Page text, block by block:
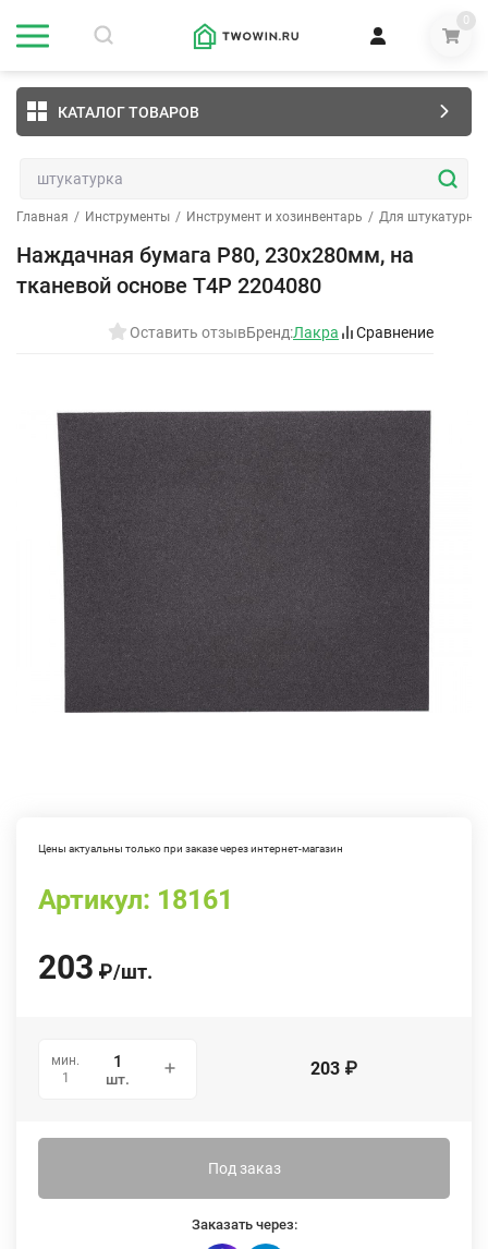
0
КАТАЛОГ ТОВАРОВ
Главная / Инструменты / Инструмент и хозинвентарь / Для
Наждачная бумага Р80, 230х280мм, на
тканевой основе T4P 2204080
Оставить отзывБренд:Лакра Сравнение
Цены актуальны только при заказе через интернет-магазин
Артикул: 18161
203 ₽/шт.
мин.
1
шт. 203 ₽
Под заказ
Заказать через: